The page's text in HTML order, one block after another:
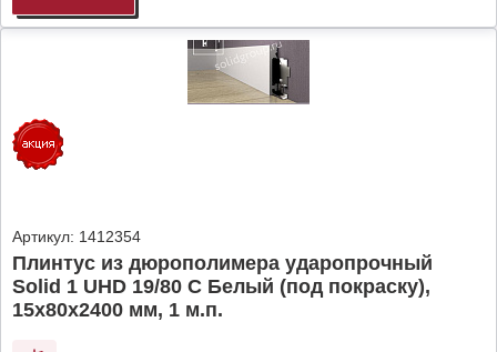
Артикул: 1412354
Плинтус из дюрополимера ударопрочный
Solid 1 UHD 19/80 C Белый (под покраску),
15х80х2400 мм, 1 м.п.